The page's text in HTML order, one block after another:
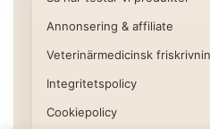
Annonsering & affiliate
Veterinärmedicinsk
Integritetspolicy
Cookiepolicy